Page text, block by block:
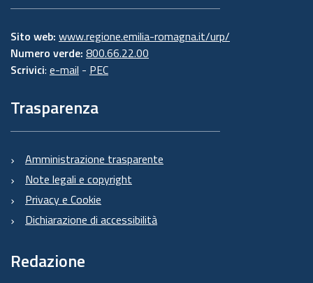
Sito web: www.regione.emilia-romagna.it/urp/
Numero verde: 800.66.22.00
Scrivici: e-mail - PEC
Trasparenza
Amministrazione trasparente
Note legali e copyright
Privacy e Cookie
Dichiarazione di accessibilità
Redazione